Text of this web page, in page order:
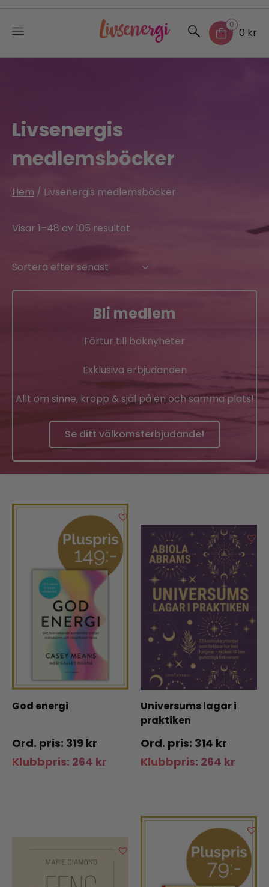
0
0 kr
Livsenergis
medlemsböcker
Hem / Livsenergis medlemsböcker
Visar 1–48 av 105 resultat
Bli medlem
Förtur till boknyheter
Exklusiva erbjudanden
Allt om sinne, kropp & själ på en och samma plats!
Se ditt välkomsterbjudande!
God energi
319 kr
Klubbpris: 264 kr
Universums lagar i
praktiken
314 kr
Klubbpris: 264 kr